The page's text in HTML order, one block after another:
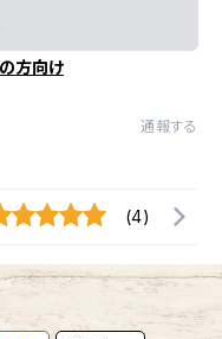
方向け
通報する
(4)